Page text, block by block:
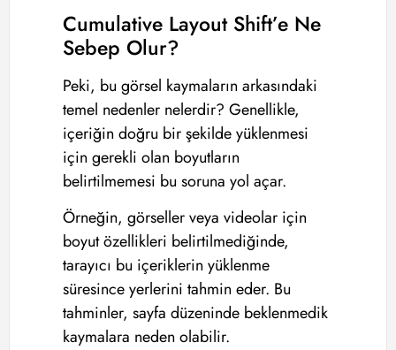
Cumulative Layout Shift’e Ne
Sebep Olur?
Peki, bu görsel kaymaların arkasındaki
temel nedenler nelerdir? Genellikle,
içeriğin doğru bir şekilde yüklenmesi
için gerekli olan boyutların
belirtilmemesi bu soruna yol açar.
Örneğin, görseller veya videolar için
boyut özellikleri belirtilmediğinde,
tarayıcı bu içeriklerin yüklenme
süresince yerlerini tahmin eder. Bu
tahminler, sayfa düzeninde beklenmedik
kaymalara neden olabilir.